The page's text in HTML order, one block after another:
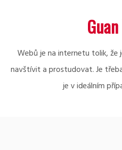
Webů je na internetu tolik, že
navštívit a prostudovat. Je
je v ideálním